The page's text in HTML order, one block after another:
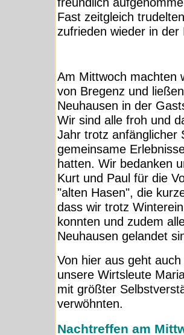
Fast zeitgleich
zufrieden wieder in der
Am Mittwoch machten
von Bregenz und
Neuhausen in der
Wir sind alle froh und
Jahr trotz anfänglicher
gemeinsame
hatten. Wir bedanken
Kurt und Paul für die
"alten Hasen", die
dass wir trotz
konnten und zudem
Neuhausen gelandet
Von hier aus geht
unsere Wirtsleute
mit größter
verwöhnten.
Nachtreffen am